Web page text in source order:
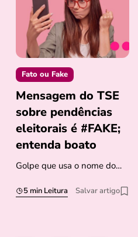
Fato ou Fake
Mensagem do TSE
sobre pendências
eleitorais é #FAKE;
entenda boato
Golpe que usa o nome do…
5 min Leitura Salvar artigo